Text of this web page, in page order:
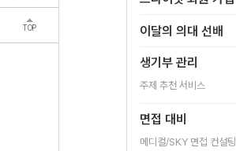
TOP 이달의 의대 선배
생기부 관리
주제 추천 서비스
면접 대비
메디컬/SKY 면접 컨설팅